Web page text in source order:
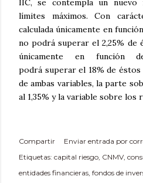
IIC, se contempla un nuevo
límites máximos. Con
calculada únicamente en
no podrá superar el 2,25% de
únicamente en función
podrá superar el 18% de éstos
de ambas variables, la parte
al 1,35% y la variable sobre los
Compartir
Enviar entrada por
Etiquetas: capital riesgo CNMV
entidades financieras fondos de